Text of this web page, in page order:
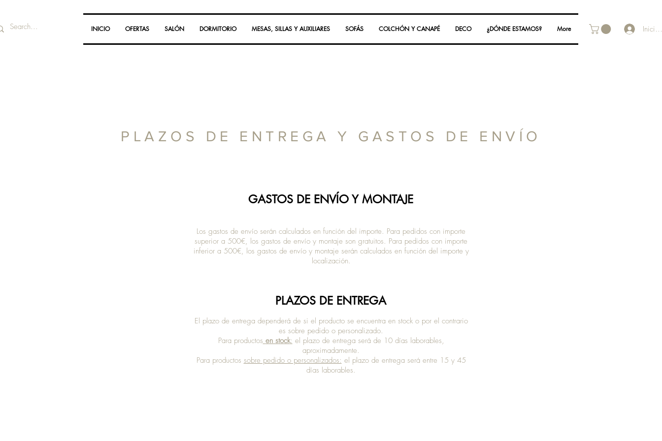
INICIO OFERTAS SALÓN DORMITORIO MESAS, SILLAS Y AUXILIARES SOFÁS COLCHÓN Y CANAPÉ DECO ¿DÓNDE ESTAMOS? More
PLAZOS DE ENTREGA Y GASTOS DE ENVÍO
GASTOS DE ENVÍO Y MONTAJE
Los gastos de envío serán calculados en función del importe. Para pedidos con importe
superior a 500€, los gastos de envío y montaje son gratuitos. Para pedidos con importe
inferior a 500€, los gastos de envío y montaje serán calculados en función del importe y
localización.
PLAZOS DE ENTREGA
El plazo de entrega dependerá de si el producto se encuentra en stock o por el contrario
es sobre pedido o personalizado.
Para productos en stock: el plazo de entrega será de 10 días laborables,
aproximadamente.
Para productos sobre pedido o personalizados: el plazo de entrega será entre 15 y 45
días laborables.